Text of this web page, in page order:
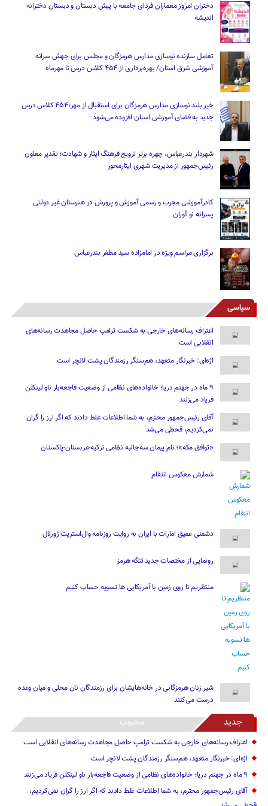
دختران امروز معماران فردای جامعه با پیش دبستان و دبستان دخترانه
اندیشه
تعامل سازنده نوسازی مدارس هرمزگان و مجلس برای جهش سرانه
آموزشی شرق استان/ بهره‌برداری از ۴۵۴ کلاس درس تا مهرماه
خیز بلند نوسازی مدارس هرمزگان برای استقبال از مهر؛۴۵۴ کلاس درس
جدید به فضای آموزشی استان افزوده می‌شود
شهردار بندرعباس، چهره برتر ترویج فرهنگ ایثار و شهادت؛ تقدیر معاون
رئیس‌جمهور از مدیریت شهری ایثارمحور
کادرآموزشی مجرب و رسمی آموزش و پرورش در هنرستان غیر دولتی
پسرانه نو آوران
برگزاری مراسم ویژه در امامزاده سید مظفر بندرعباس
سیاسی
اعتراف رسانه‌های خارجی به شکست ترامپ حاصل مجاهدت رسانه‌های
انقلابی است
اژه‌ای: خبرنگار متعهد، هم‌سنگر رزمندگان پشت لانچر است
۹ ماه در جهنم دریا؛ خانواده‌های نظامی از وضعیت فاجعه‌بار ناو لینکلن
فریاد می‌زنند
آقای رئیس‌جمهور محترم، به شما اطلاعات غلط دادند که اگر ارز را گران
نمی‌کردیم، قحطی می‌شد
«توافق مکه»؛ نام پیمان سه‌جانبه نظامی ترکیه-عربستان-پاکستان
شمارش معکوس انتقام
دشمنی عمیق امارات با ایران به روایت روزنامه وال‌استریت ژورنال
رونمایی از مختصات جدید تنگه هرمز
منتظریم تا روی زمین با آمریکایی ها تسویه حساب کنیم
شیر زنان هرمزگانی در خانه‌هایشان برای رزمندگان نان محلی و میان وعده
درست می‌کنند
جدید محبوب
اعتراف رسانه‌های خارجی به شکست ترامپ حاصل مجاهدت رسانه‌های انقلابی است
اژه‌ای: خبرنگار متعهد، هم‌سنگر رزمندگان پشت لانچر است
۹ ماه در جهنم دریا؛ خانواده‌های نظامی از وضعیت فاجعه‌بار ناو لینکلن فریاد می‌زنند
آقای رئیس‌جمهور محترم، به شما اطلاعات غلط دادند که اگر ارز را گران نمی‌کردیم،